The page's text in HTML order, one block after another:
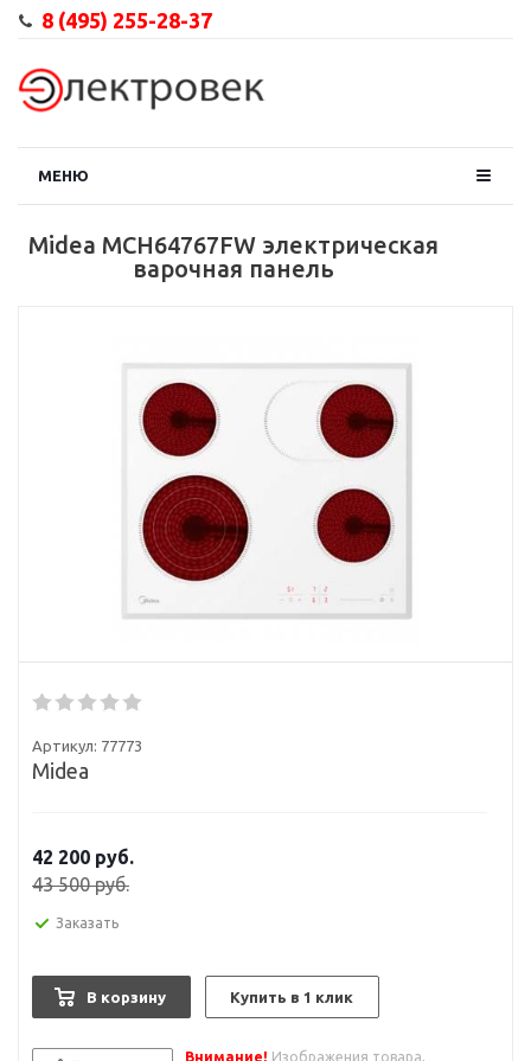
8 (495) 255-28-37
МЕНЮ
Midea MCH64767FW электрическая
варочная панель
Артикул: 77773
Midea
42 200 руб.
43 500руб.
Заказать
В корзину Купить в 1 клик
Внимание! Изображения товара,